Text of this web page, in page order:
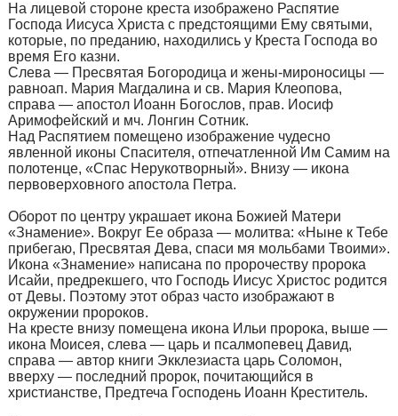
На лицевой стороне креста изображено Распятие
Господа Иисуса Христа с предстоящими Ему святыми,
которые, по преданию, находились у Креста Господа во
время Его казни.
Слева — Пресвятая Богородица и жены-мироносицы —
равноап. Мария Магдалина и св. Мария Клеопова,
справа — апостол Иоанн Богослов, прав. Иосиф
Аримофейский и мч. Лонгин Сотник.
Над Распятием помещено изображение чудесно
явленной иконы Спасителя, отпечатленной Им Самим на
полотенце, «Спас Нерукотворный». Внизу — икона
первоверховного апостола Петра.
Оборот по центру украшает икона Божией Матери
«Знамение». Вокруг Ее образа — молитва: «Ныне к Тебе
прибегаю, Пресвятая Дева, спаси мя мольбами Твоими».
Икона «Знамение» написана по пророчеству пророка
Исайи, предрекшего, что Господь Иисус Христос родится
от Девы. Поэтому этот образ часто изображают в
окружении пророков.
На кресте внизу помещена икона Ильи пророка, выше —
икона Моисея, слева — царь и псалмопевец Давид,
справа — автор книги Экклезиаста царь Соломон,
вверху — последний пророк, почитающийся в
христианстве, Предтеча Господень Иоанн Креститель.